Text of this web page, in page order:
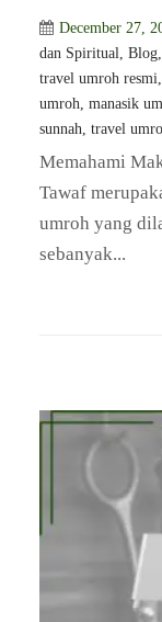
December 27,
dan Spiritual
Blog,
travel umroh resmi
umroh manasik
sunnah travel
Memahami
Tawaf
umroh yang
sebanyak...